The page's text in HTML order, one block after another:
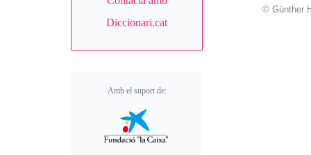
© Günther
Diccionari.cat
Amb el suport de: